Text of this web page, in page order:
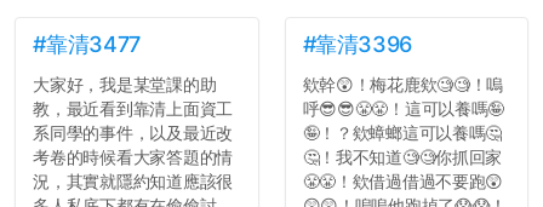
#靠清3477
大家好，我是某堂課的助
教，最近看到靠清上面資工
系同學的事件，以及最近改
考卷的時候看大家答題的情
況，其實就隱約知道應該很
#靠清3396
欸幹😲！梅花鹿欸🧐🧐！嗚
呼😎😎😤😤！這可以養嗎🤪
🤪！？欸蟑螂這可以養嗎🤔
🤔！我不知道🧐🧐你抓回家
😤😤！欸借過借過不要跑😲